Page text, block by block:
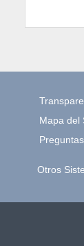
Mapa del
Otros